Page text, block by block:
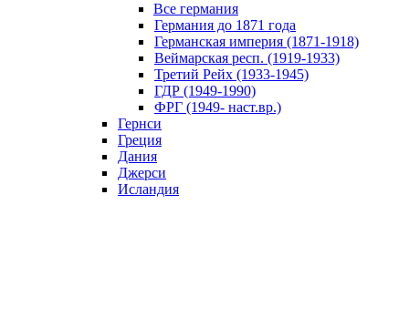
Все германия
Германия до 1871 года
Германская империя (1871-1918)
Веймарская респ. (1919-1933)
Третий Рейх (1933-1945)
ГДР (1949-1990)
ФРГ (1949- наст.вр.)
Гернси
Греция
Дания
Джерси
Исландия